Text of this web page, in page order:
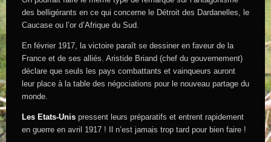
des belligérants en ce qui concerne le Détroit des Dardanelles, le
Caucase ou l’or d’Afrique du Sud.
En février 1917, la victoire paraît se dessiner en faveur de la
France et de ses alliés. Aristide Briand (chef du gouvernement)
déclare que seuls les pays combattants et vainqueurs auront
leur place à la table des négociations pour le nouveau partage du
monde.
Les Etats-Unis pressent leurs préparatifs et entrent rapidement
en guerre en avril 1917 ! Il n’est jamais trop tard pour bien faire !